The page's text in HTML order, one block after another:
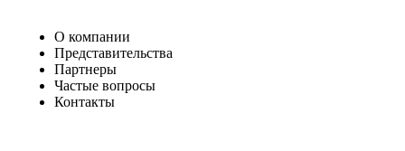
О компании
Представительства
Партнеры
Частые вопросы
Контакты